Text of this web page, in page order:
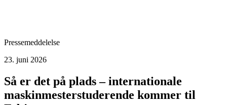
Pressemeddelelse
23. juni 2026
Så er det på plads – internationale
maskinmesterstuderende kommer til